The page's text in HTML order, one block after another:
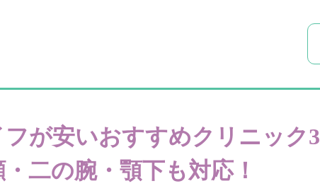
フが安いおすすめクリニック3
二の腕・顎下も対応！